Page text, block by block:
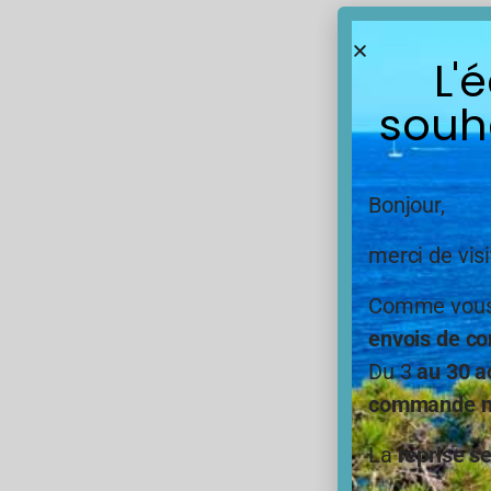
Bonjour,
merci de
Comme
envois de
Du 3au 30
commande
Lareprise